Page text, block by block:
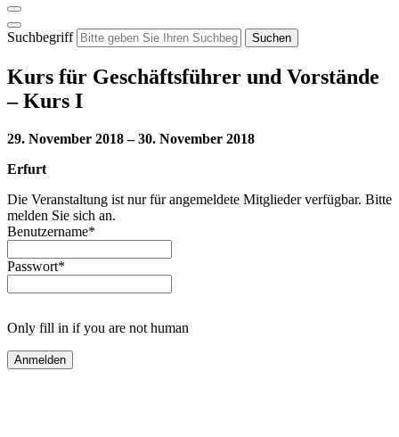
Suchbegriff Suchen
Kurs für Geschäftsführer und Vorstände
– Kurs I
29. November 2018 – 30. November 2018
Erfurt
Die Veranstaltung ist nur für angemeldete Mitglieder verfügbar. Bitte
melden Sie sich an.
Benutzername*
Passwort*
Only fill in if you are not human